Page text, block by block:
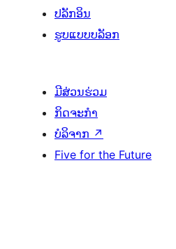
ປລັກອິນ
ຮູບແບບບລັອກ
ມີສ່ວນຮ່ວມ
ກິດຈະກຳ
ບໍລິຈາກ ↗
Five for the Future